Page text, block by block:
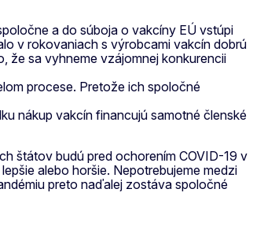
a do súboja o vakcíny EÚ vstúpi
v rokovaniach s výrobcami vakcín dobrú
že sa vyhneme vzájomnej konkurencii
procese. Pretože ich spoločné
nákup vakcín financujú samotné členské
štátov budú pred ochorením COVID-19 v
alebo horšie. Nepotrebujeme medzi
preto naďalej zostáva spoločné